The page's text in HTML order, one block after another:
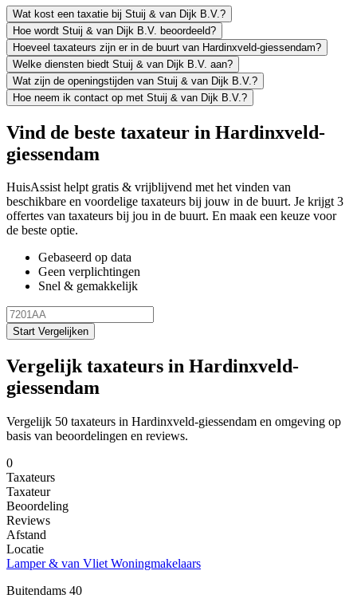
Wat kost een taxatie bij Stuij & van Dijk B.V.?
Hoe wordt Stuij & van Dijk B.V. beoordeeld?
Hoeveel taxateurs zijn er in de buurt van Hardinxveld-giessendam?
Welke diensten biedt Stuij & van Dijk B.V. aan?
Wat zijn de openingstijden van Stuij & van Dijk B.V.?
Hoe neem ik contact op met Stuij & van Dijk B.V.?
Vind de beste taxateur in Hardinxveld-
giessendam
HuisAssist helpt gratis & vrijblijvend met het vinden van
beschikbare en voordelige taxateurs bij jouw in de buurt. Je krijgt 3
offertes van taxateurs bij jou in de buurt. En maak een keuze voor
de beste optie.
Gebaseerd op data
Geen verplichtingen
Snel & gemakkelijk
Start Vergelijken
Vergelijk taxateurs in Hardinxveld-
giessendam
Vergelijk 50 taxateurs in Hardinxveld-giessendam en omgeving op
basis van beoordelingen en reviews.
0
Taxateurs
Taxateur
Beoordeling
Reviews
Afstand
Locatie
Lamper & van Vliet Woningmakelaars
Buitendams 40